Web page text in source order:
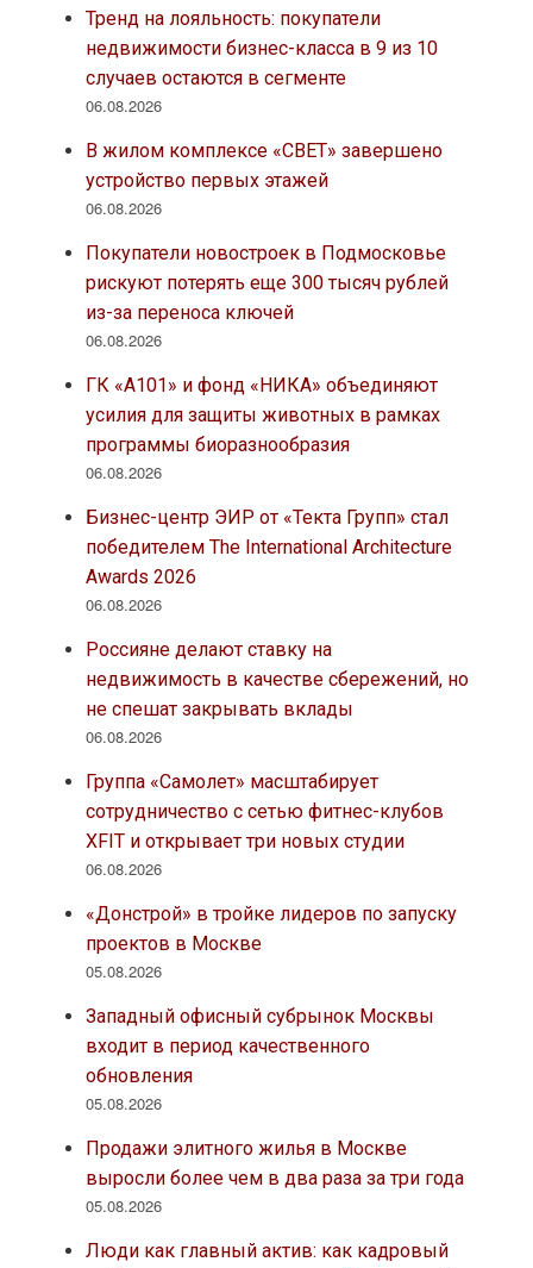
Тренд на лояльность: покупатели
недвижимости бизнес-класса в 9 из 10
случаев остаются в сегменте
06.08.2026
В жилом комплексе «СВЕТ» завершено
устройство первых этажей
06.08.2026
Покупатели новостроек в Подмосковье
рискуют потерять еще 300 тысяч рублей
из-за переноса ключей
06.08.2026
ГК «А101» и фонд «НИКА» объединяют
усилия для защиты животных в рамках
программы биоразнообразия
06.08.2026
Бизнес-центр ЭИР от «Текта Групп» стал
победителем The International Architecture
Awards 2026
06.08.2026
Россияне делают ставку на
недвижимость в качестве сбережений, но
не спешат закрывать вклады
06.08.2026
Группа «Самолет» масштабирует
сотрудничество с сетью фитнес-клубов
XFIT и открывает три новых студии
06.08.2026
«Донстрой» в тройке лидеров по запуску
проектов в Москве
05.08.2026
Западный офисный субрынок Москвы
входит в период качественного
обновления
05.08.2026
Продажи элитного жилья в Москве
выросли более чем в два раза за три года
05.08.2026
Люди как главный актив: как кадровый